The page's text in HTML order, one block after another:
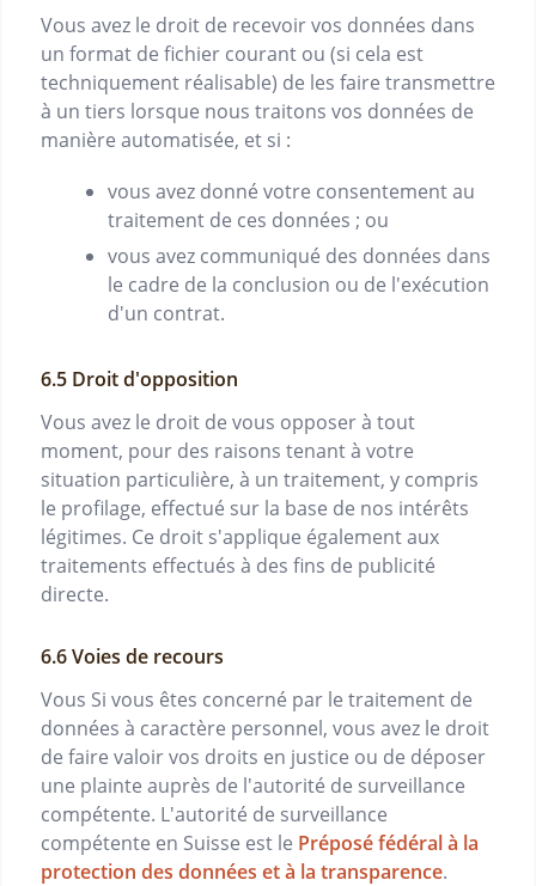
Vous avez le droit de recevoir vos données dans
un format de fichier courant ou (si cela est
techniquement réalisable) de les faire transmettre
à un tiers lorsque nous traitons vos données de
manière automatisée, et si :
vous avez donné votre consentement au
traitement de ces données ; ou
vous avez communiqué des données dans
le cadre de la conclusion ou de l'exécution
d'un contrat.
Droit d'opposition
Vous avez le droit de vous opposer à tout
moment, pour des raisons tenant à votre
situation particulière, à un traitement, y compris
le profilage, effectué sur la base de nos intérêts
légitimes. Ce droit s'applique également aux
traitements effectués à des fins de publicité
directe.
Voies de recours
Vous Si vous êtes concerné par le traitement de
données à caractère personnel, vous avez le droit
de faire valoir vos droits en justice ou de déposer
une plainte auprès de l'autorité de surveillance
compétente. L'autorité de surveillance
compétente en Suisse est le Préposé fédéral à la
protection des données et à la transparence.